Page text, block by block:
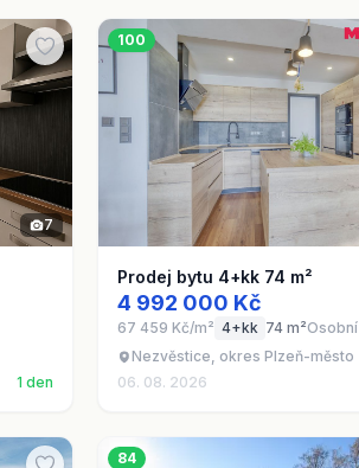
7
1 den
100
Prodej bytu 4+kk 74 m²
4 992 000 Kč
67 459 Kč/m² 4+kk 74 m²Osobní
Nezvěstice, okres Plzeň-město
06. 08. 2026
84